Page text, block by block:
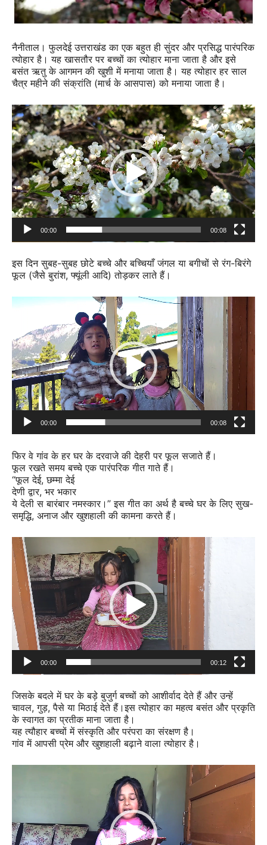
नैनीताल। फुलदेई उत्तराखंड का एक बहुत ही सुंदर और प्रसिद्ध पारंपरिक
त्योहार है। यह खासतौर पर बच्चों का त्योहार माना जाता है और इसे
बसंत ऋतु के आगमन की खुशी में मनाया जाता है। यह त्योहार हर साल
चैत्र महीने की संक्रांति (मार्च के आसपास) को मनाया जाता है।
Video
Player
00:00 00:08
इस दिन सुबह-सुबह छोटे बच्चे और बच्चियाँ जंगल या बगीचों से रंग-बिरंगे
फूल (जैसे बुरांश, फ्यूंली आदि) तोड़कर लाते हैं।
Video
00:00 00:08
फिर वे गांव के हर घर के दरवाजे की देहरी पर फूल सजाते हैं।
फूल रखते समय बच्चे एक पारंपरिक गीत गाते हैं।
“फूल देई, छम्मा देई
देणी द्वार, भर भकार
ये देली स बारंबार नमस्कार।” इस गीत का अर्थ है बच्चे घर के लिए सुख-
समृद्धि, अनाज और खुशहाली की कामना करते हैं।
Video
Player
00:00 00:12
जिसके बदले में घर के बड़े बुजुर्ग बच्चों को आशीर्वाद देते हैं और उन्हें
चावल, गुड़, पैसे या मिठाई देते हैं।इस त्योहार का महत्व बसंत और प्रकृति
के स्वागत का प्रतीक माना जाता है।
यह त्यौहार बच्चों में संस्कृति और परंपरा का संरक्षण है।
गांव में आपसी प्रेम और खुशहाली बढ़ाने वाला त्योहार है।